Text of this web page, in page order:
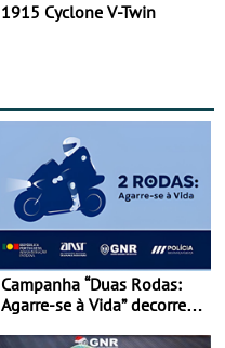
1915 Cyclone V-Twin
Campanha “Duas Rodas:
Agarre-se à Vida” decorre